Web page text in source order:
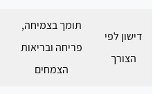
דישון לפי
הצורך
תומך בצמיחה,
פריחה ובריאות
הצמחים